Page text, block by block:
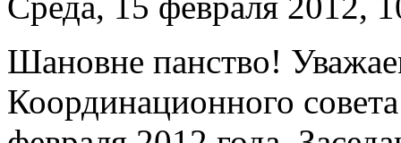
Шановне панство!
Координационного